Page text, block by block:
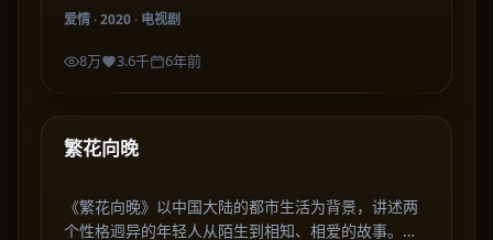
爱情·2020· 电视剧
8万 3.6千 6年前
最新
繁花向晚
《繁花向晚》以中国大陆的都市生活为背景，讲述两
个性格迥异的年轻人从陌生到相知、相爱的故事。剧